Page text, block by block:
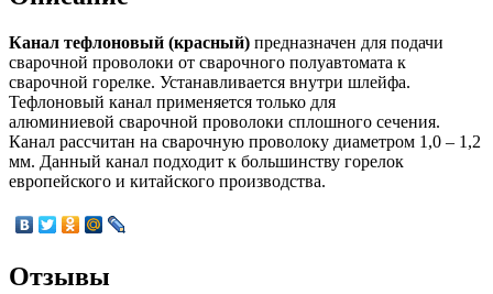
Канал тефлоновый (красный) предназначен для подачи
сварочной проволоки от сварочного полуавтомата к
сварочной горелке. Устанавливается внутри шлейфа.
Тефлоновый канал применяется только для
алюминиевой сварочной проволоки сплошного сечения.
Канал рассчитан на сварочную проволоку диаметром 1,0 – 1,2
мм. Данный канал подходит к большинству горелок
европейского и китайского производства.
Отзывы